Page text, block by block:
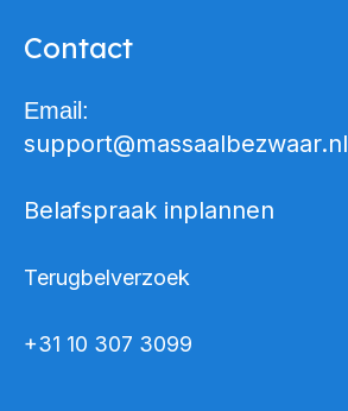
Contact
Email:
support@massaalbezwaar.nl
Belafspraak inplannen
Terugbelverzoek
+31 10 307 3099